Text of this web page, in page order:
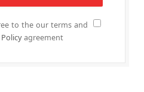
to the our terms and
agreement.